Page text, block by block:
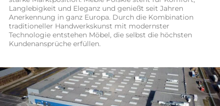
Langlebigkeit und Eleganz und genießt seit Jahren
Anerkennung in ganz Europa. Durch die Kombination
traditioneller Handwerkskunst mit modernster
Technologie entstehen Möbel, die selbst die höchsten
Kundenansprüche erfüllen.